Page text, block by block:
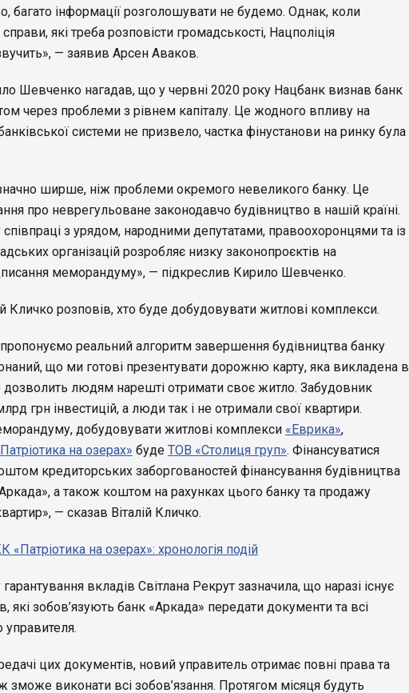
багато інформації розголошувати не будемо. Однак, коли
справи, які треба розповісти громадськості, Нацполіція
— заявив Арсен Аваков.
Шевченко нагадав, що у червні 2020 року Нацбанк визнав банк
через проблеми з рівнем капіталу. Це жодного впливу на
системи не призвело, частка фінустанови на ринку була
ширше, ніж проблеми окремого невеликого банку. Це
про неврегульоване законодавчо будівництво в нашій країні.
з урядом, народними депутатами, правоохоронцями та із
організацій розробляє низку законопроєктів на
меморандуму», — підкреслив Кирило Шевченко.
Кличко розповів, хто буде добудовувати житлові комплекси.
пропонуємо реальний алгоритм завершення будівництва банку
що ми готові презентувати дорожню карту, яка викладена в
людям нарешті отримати своє житло. Забудовник
грн інвестицій, а люди так і не отримали свої квартири.
добудовувати житлові комплекси «Еврика»,
на озерах» буде ТОВ «Столиця груп». Фінансуватися
кредиторських заборгованостей фінансування будівництва
а також коштом на рахунках цього банку та продажу
— сказав Віталій Кличко.
«Патріотика на озерах»: хронологія подій
вкладів Світлана Рекрут зазначила, що наразі існує
які зобов’язують банк «Аркада» передати документи та всі
цих документів, новий управитель отримає повні права та
зможе виконати всі зобов’язання. Протягом місяця будуть